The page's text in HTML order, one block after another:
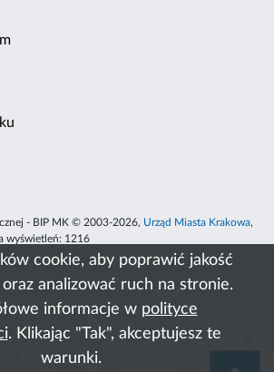
cookie, aby poprawić jakość
analizować ruch na stronie.
informacje w polityce
. Klikając "Tak", akceptujesz te
warunki.
- BIP MK © 2003-2026, Urząd Miasta Krakowa,
wyświetleń: 1216